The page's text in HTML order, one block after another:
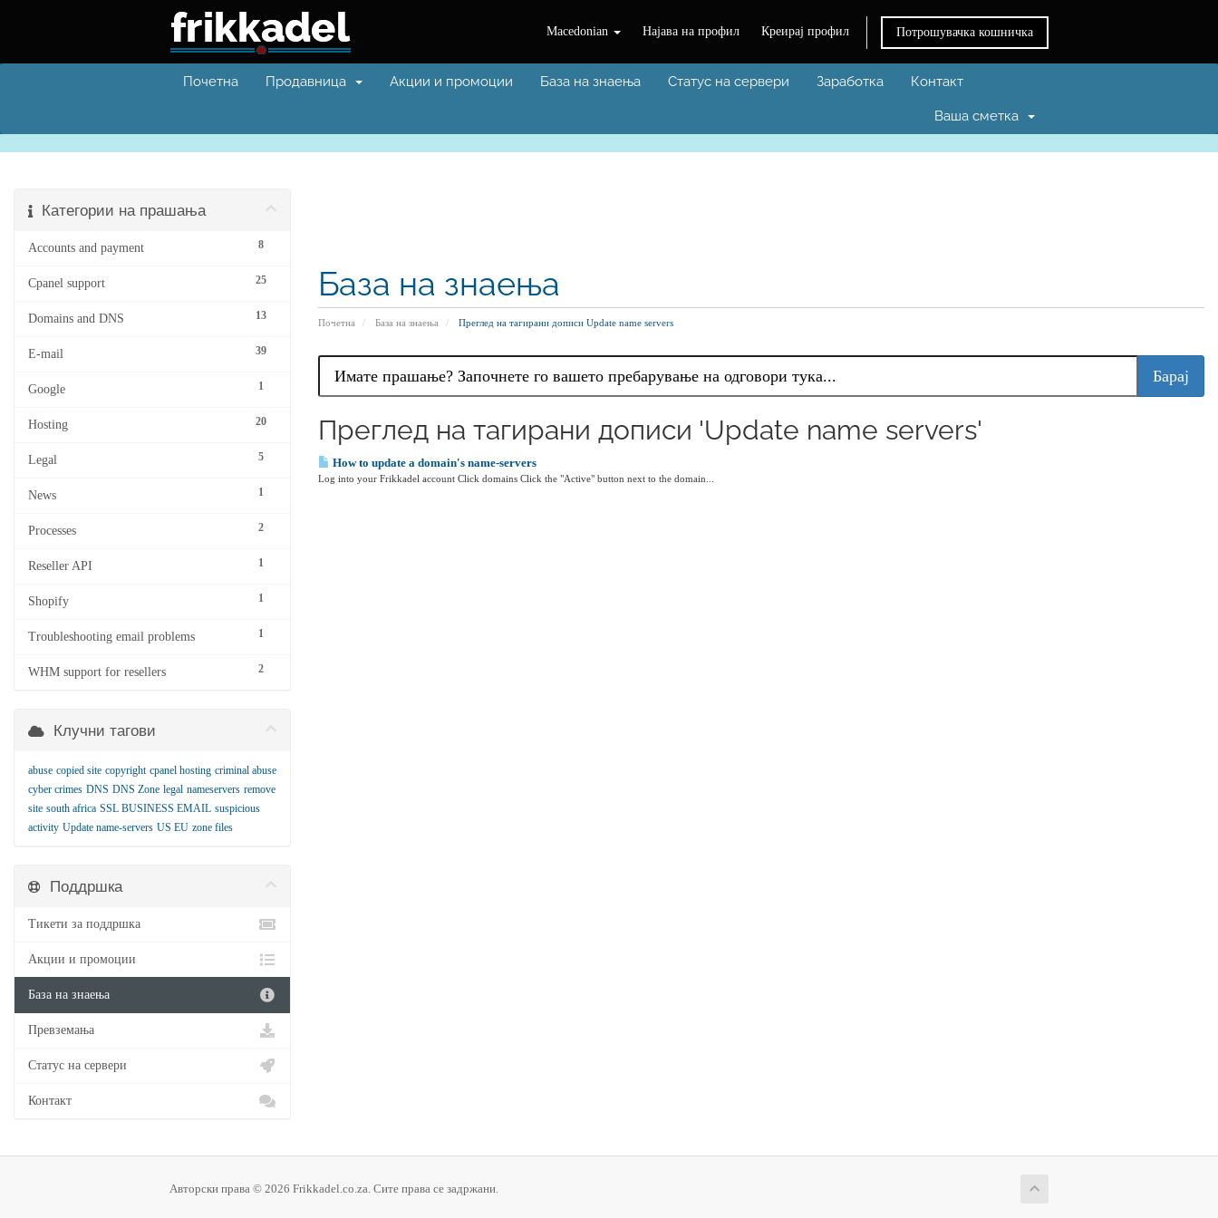
Macedonian Најава на профил Креирај профил Потрошувачка кошничка
Почетна Продавница Акции и промоции База на знаења Статус на сервери Заработка Контакт
Ваша сметка
База на знаења
Почетна База на знаења Преглед на тагирани дописи Update name servers
Категории на прашања
8
Accounts and payment
25
Cpanel support
13
Domains and DNS
39
E-mail
1
Google
20
Hosting
5
Legal
1
News
2
Processes
1
Reseller API
1
Shopify
1
Troubleshooting email problems
2
WHM support for resellers
Преглед на тагирани дописи 'Update name servers'
How to update a domain's name-servers
Log into your Frikkadel account Click domains Click the "Active" button next to the domain...
Клучни тагови
abuse copied site copyright cpanel hosting criminal abuse
cyber crimes DNS DNS Zone legal nameservers remove
site south africa SSL BUSINESS EMAIL suspicious
activity Update name-servers US EU zone files
Поддршка
Тикети за поддршка
Акции и промоции
База на знаења
Превземања
Статус на сервери
Контакт
Авторски права © 2026 Frikkadel.co.za. Сите права се задржани.